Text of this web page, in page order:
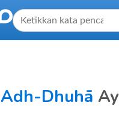
Adh-Dhuhā